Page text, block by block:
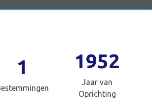
1 1952
Jaar van
Oprichting